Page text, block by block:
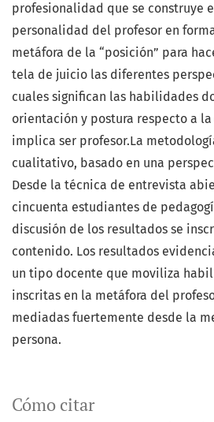
Cómo citar
profesionalidad que se construye
personalidad del profesor en
metáfora de la “posición” para
tela de juicio las diferentes
cuales significan las habilidades
orientación y postura respecto a
implica ser profesor.La
cualitativo, basado en una
Desde la técnica de entrevista
cincuenta estudiantes de
discusión de los resultados se
contenido. Los resultados
un tipo docente que moviliza
inscritas en la metáfora del
mediadas fuertemente desde la
persona.